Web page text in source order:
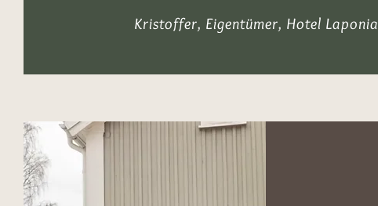
Kristoffer, Eigentümer, Hotel Laponia